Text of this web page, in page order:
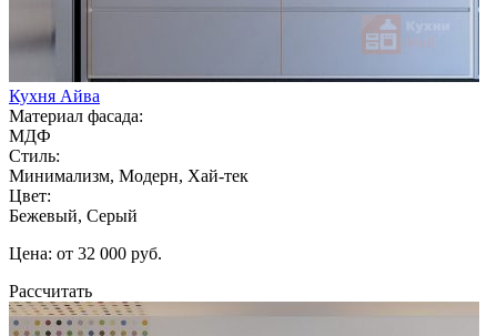
Кухня Айва
Материал фасада:
МДФ
Стиль:
Минимализм, Модерн, Хай-тек
Цвет:
Бежевый, Серый
Цена: от 32 000 руб.
Рассчитать